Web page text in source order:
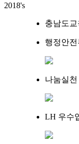
2018's
충남도
행정안
나눔실천
LH 우수